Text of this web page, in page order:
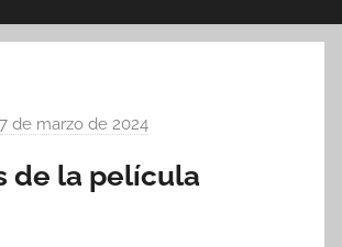
de marzo de 2024
r
de la película